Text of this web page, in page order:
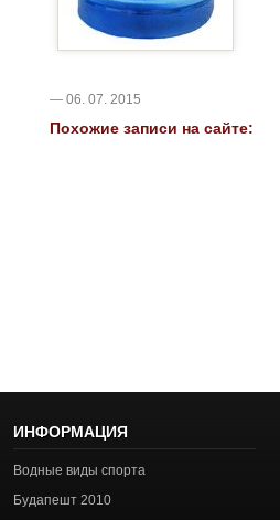
— 06. 07. 2015
Похожие записи на сайте:
ИНФОРМАЦИЯ
Водные виды спорта
Будапешт 2010